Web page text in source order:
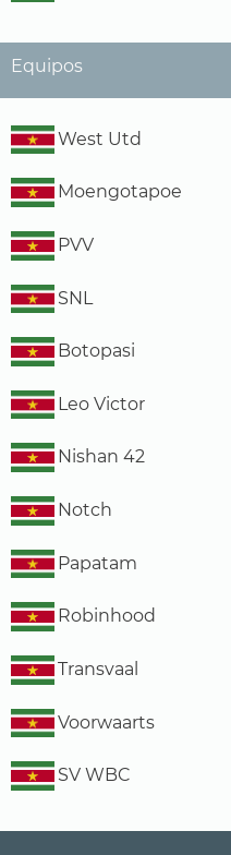
Equipos
West Utd
Moengotapoe
PVV
SNL
Botopasi
Leo Victor
Nishan 42
Notch
Papatam
Robinhood
Transvaal
Voorwaarts
SV WBC